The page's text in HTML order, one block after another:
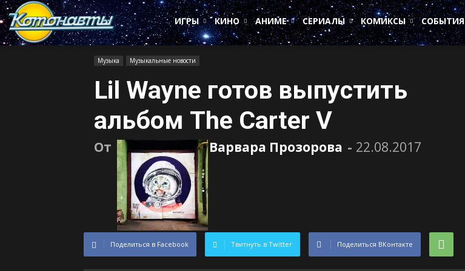
Котонавты
ИГРЫ
КИНО АНИМЕ СЕРИАЛЫ КОМИКСЫ СОБЫТИЯ
Музыка Музыкальные новости
Lil Wayne готов выпустить
альбом The Carter V
От Варвара Прозорова - 22.08.2017
Поделиться в Facebook Твитнуть в Twitter Поделиться ВКонтакте